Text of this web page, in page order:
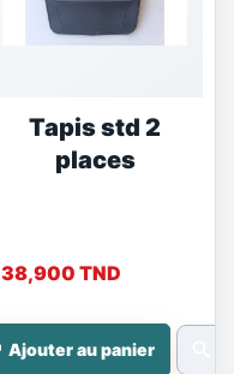
Tapis std 2
places
38,900 TND
Ajouter au panier